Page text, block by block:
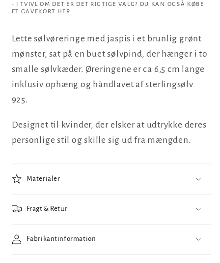
- I TVIVL OM DET ER DET RIGTIGE VALG? DU KAN OGSÅ KØBE
ET GAVEKORT HER
Lette sølvøreringe med jaspis i et brunlig grønt
mønster, sat på en buet sølvpind, der hænger i to
smalle sølvkæder. Øreringene er ca 6,5 cm lange
inklusiv ophæng og håndlavet af sterlingsølv
925.
Designet til kvinder, der elsker at udtrykke deres
personlige stil og skille sig ud fra mængden.
Materialer
Fragt & Retur
Fabrikantinformation